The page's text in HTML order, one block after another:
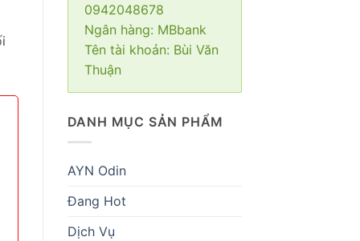
0942048678
Ngân hàng: MBbank
Tên tài khoản: Bùi Văn
Thuận
DANH MỤC SẢN PHẨM
AYN Odin
Đang Hot
Dịch Vụ